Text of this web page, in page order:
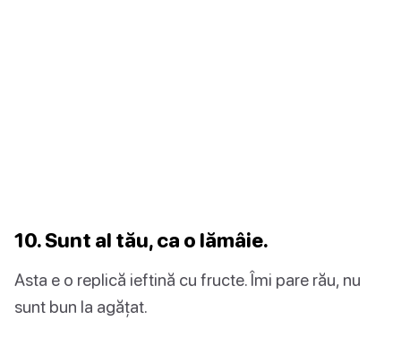
10. Sunt al tău, ca o lămâie.
Asta e o replică ieftină cu fructe. Îmi pare rău, nu
sunt bun la agățat.